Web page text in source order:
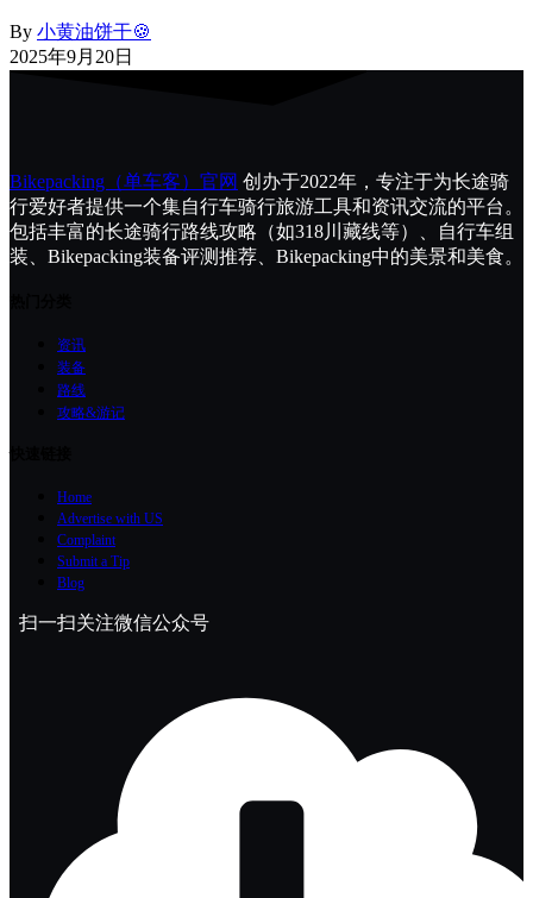
By 小黄油饼干🍪
2025年9月20日
Bikepacking（单车客）官网 创办于2022年，专注于为长途骑
行爱好者提供一个集自行车骑行旅游工具和资讯交流的平台。
包括丰富的长途骑行路线攻略（如318川藏线等）、自行车组
装、Bikepacking装备评测推荐、Bikepacking中的美景和美食。
资讯
装备
路线
攻略&游记
Home
Advertise with US
Complaint
Submit a Tip
Blog
扫一扫关注微信公众号